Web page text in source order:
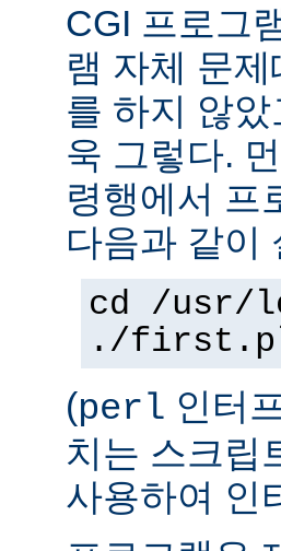
CGI 프로그
램 자체 문
를 하지 않
욱 그렇다.
령행에서 프
다음과 같이
cd /usr/
./
(perl 인터
치는 스크립
사용하여 인